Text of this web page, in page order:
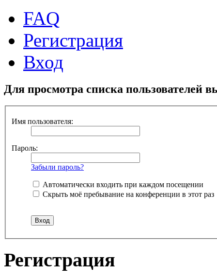
FAQ
Регистрация
Вход
Для просмотра списка пользователей
Имя пользователя:
Пароль:
Забыли пароль?
Автоматически входить при каждом посещении
Скрыть моё пребывание на конференции в этот раз
Регистрация